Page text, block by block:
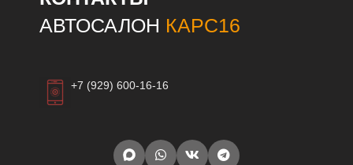
АВТОСАЛОН КАРС16
+7 (929) 600-16-16